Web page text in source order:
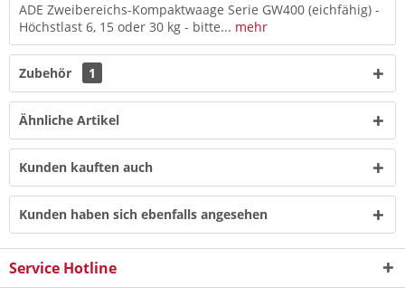
ADE Zweibereichs-Kompaktwaage Serie GW400 (eichfähig) -
Höchstlast 6, 15 oder 30 kg - bitte... mehr
Zubehör 1
Ähnliche Artikel
Kunden kauften auch
Kunden haben sich ebenfalls angesehen
Service Hotline